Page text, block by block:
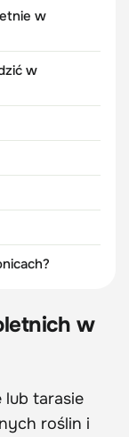
w
w
w
lub tarasie
roślin i